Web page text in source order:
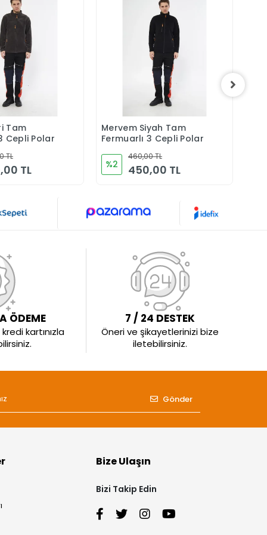
Ekle
Tam
Cepli Polar
TL
TL
Sepete Ekle
Mervem Siyah Tam
Fermuarlı 3 Cepli Polar
%2
460,00 TL
450,00 TL
ÖDEME
kartınızla
7 / 24 DESTEK
Öneri ve şikayetlerinizi bize
iletebilirsiniz.
Gönder
Bize Ulaşın
Bizi Takip Edin